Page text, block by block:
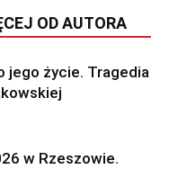
OD AUTORA
jego życie. Tragedia
w Rzeszowie.